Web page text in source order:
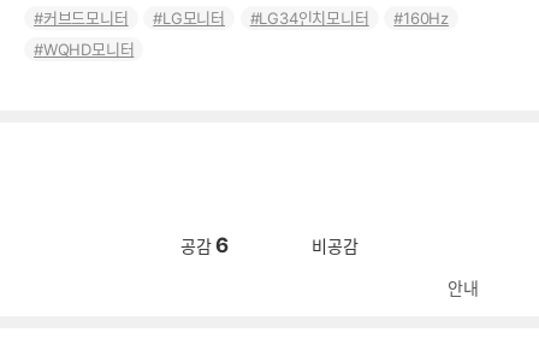
커브드모니터
LG모니터 LG34인치모니터
160Hz
WQHD모니터
공감6 비공감
안내